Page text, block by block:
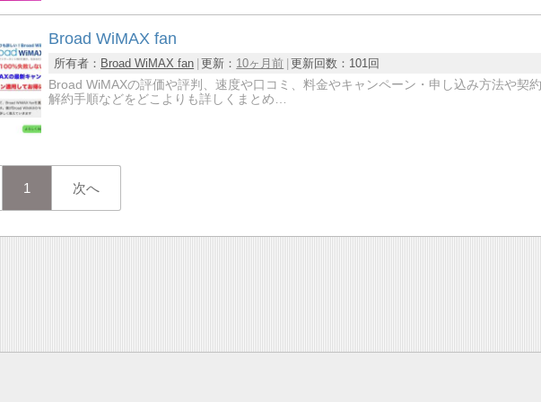
Broad WiMAX fan
所有者： Broad WiMAX fan 更新： 10ヶ月前 更新回数： 101回
Broad WiMAXの評価や評判、速度や口コミ、料金やキャンペーン・申し込み方法や契
解約手順などをどこよりも詳しくまとめ…
1 次へ